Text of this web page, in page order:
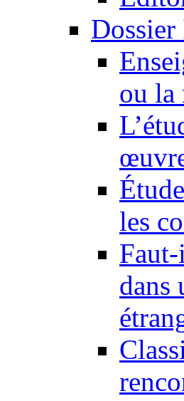
ou la
les
dans